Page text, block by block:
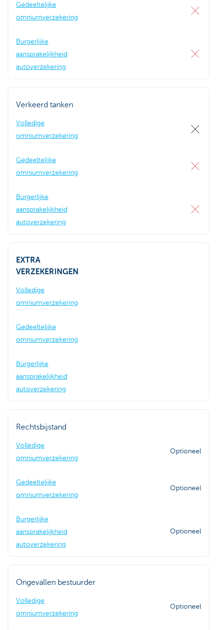
Gedeeltelijke
omniumverzekering
Burgerlijke
aansprakelijkheid
autoverzekering
Verkeerd tanken
Volledige
omniumverzekering
Gedeeltelijke
omniumverzekering
Burgerlijke
aansprakelijkheid
autoverzekering
EXTRA
VERZEKERINGEN
Volledige
omniumverzekering
Gedeeltelijke
omniumverzekering
Burgerlijke
aansprakelijkheid
autoverzekering
Rechtsbijstand
Volledige
omniumverzekering
Optioneel
Gedeeltelijke
omniumverzekering
Optioneel
Burgerlijke
aansprakelijkheid
autoverzekering
Optioneel
Ongevallen bestuurder
Volledige
omniumverzekering
Optioneel